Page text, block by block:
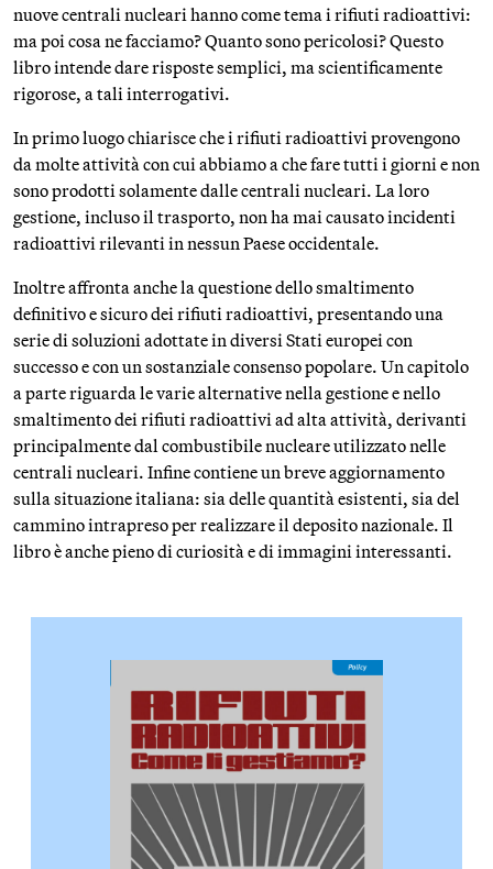
nuove centrali nucleari hanno come tema i rifiuti radioattivi:
ma poi cosa ne facciamo? Quanto sono pericolosi? Questo
libro intende dare risposte semplici, ma scientificamente
rigorose, a tali interrogativi.
In primo luogo chiarisce che i rifiuti radioattivi provengono
da molte attività con cui abbiamo a che fare tutti i giorni e non
sono prodotti solamente dalle centrali nucleari. La loro
gestione, incluso il trasporto, non ha mai causato incidenti
radioattivi rilevanti in nessun Paese occidentale.
Inoltre affronta anche la questione dello smaltimento
definitivo e sicuro dei rifiuti radioattivi, presentando una
serie di soluzioni adottate in diversi Stati europei con
successo e con un sostanziale consenso popolare. Un capitolo
a parte riguarda le varie alternative nella gestione e nello
smaltimento dei rifiuti radioattivi ad alta attività, derivanti
principalmente dal combustibile nucleare utilizzato nelle
centrali nucleari. Infine contiene un breve aggiornamento
sulla situazione italiana: sia delle quantità esistenti, sia del
cammino intrapreso per realizzare il deposito nazionale. Il
libro è anche pieno di curiosità e di immagini interessanti.